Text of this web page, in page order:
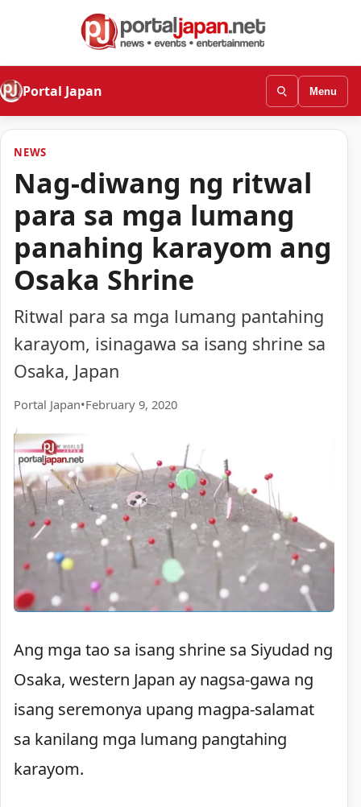
Portal Japan Menu
NEWS
Nag-diwang ng ritwal
para sa mga lumang
panahing karayom ang
Osaka Shrine
Ritwal para sa mga lumang pantahing
karayom, isinagawa sa isang shrine sa
Osaka, Japan
Portal Japan•February 9, 2020
Ang mga tao sa isang shrine sa Siyudad ng
Osaka, western Japan ay nagsa-gawa ng
isang seremonya upang magpa-salamat
sa kanilang mga lumang pangtahing
karayom.